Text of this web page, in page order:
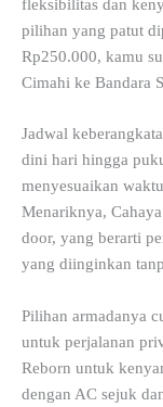
fleksibilitas dan
pilihan yang patut
Rp250.000, kamu
Cimahi ke Bandara
Jadwal
dini hari hingga
menyesuaikan
Menariknya,
door, yang berarti
yang diinginkan
Pilihan armadanya
untuk perjalanan
Reborn untuk
dengan AC sejuk